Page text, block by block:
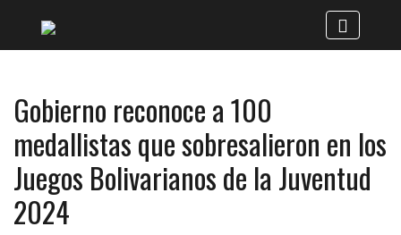
Gobierno reconoce a 100
medallistas que sobresalieron en los
Juegos Bolivarianos de la Juventud
2024